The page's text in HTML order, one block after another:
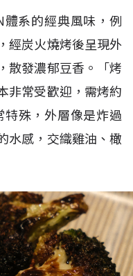
體系的經典風味，例
經炭火燒烤後呈現外
散發濃郁豆香。「烤
非常受歡迎，需烤約
殊，外層像是炸過
水感，交織雞油、橄